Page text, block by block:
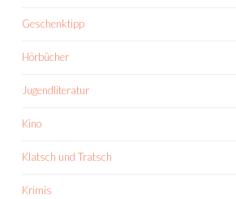
Geschenktipp
Hörbücher
Jugendliteratur
Kino
Klatsch und Tratsch
Krimis